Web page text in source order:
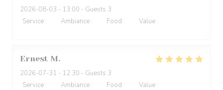
2026-08-03 - 13:00 - Guests 3
Service : Ambiance : Food : Value :
Ernest M
2026-07-31 - 12:30 - Guests 3
Service : Ambiance : Food : Value :